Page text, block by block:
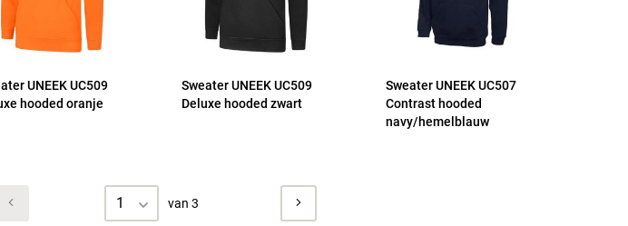
UNEEK UC509
hooded oranje
Sweater UNEEK UC509
Deluxe hooded zwart
Sweater UNEEK UC507
Contrast hooded
navy/hemelblauw
1 van 3